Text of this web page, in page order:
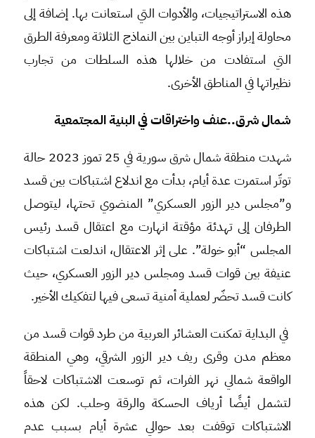
هذه الاستراتيجيات، والأدوات التي استعانت بها. إضافة إلى
محاولة إبراز أوجه التباين بين النماذج الثلاثة ومعرفة الطرق
التي استفادت من خلالها هذه السلطات من تجارب
نظيراتها في المناطق الأخرى.
شمال شرق..عنف واختراقات في البنية المجتمعية
شهدت منطقة شمال شرق سورية في 25 تموز 2023 حالة
توتّر استمرت عدة أيام، بدأت مع اندلاع اشتباكات بين قسد
و”مجلس دير الزور العسكري” المنضوي تحتها، ليتوصل
الطرفان إلى تهدئة مؤقتة انهارت مع اعتقال قسد رئيس
المجلس “أبو خولة”. على إثر الاعتقال، اندلعت اشتباكات
عنيفة بين قوات قسد ومجلس دير الزور العسكري، حيث
كانت قسد تحضّر لعملية أمنية تسعى فيها لتفكيك الأخير.
في البداية تمكنت العشائر العربية من طرد قوات قسد من
معظم مدن وقرى ريف دير الزور الشرقي، وهي المنطقة
الواقعة شمالي نهر الفرات، ثم توسعت الاشتباكات لاحقاً
لتشمل أيضًا أرياف الحسكة والرقة وحلب. لكن هذه
الاشتباكات توقفت بعد حوالي عشرة أيام بسبب عدم